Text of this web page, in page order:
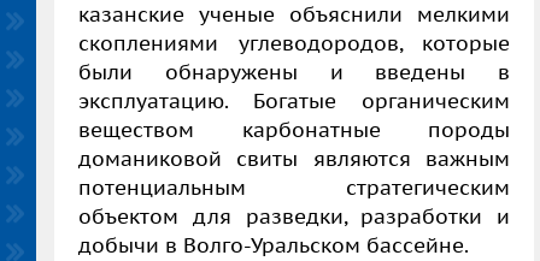
казанские ученые объяснили мелкими
скоплениями углеводородов, которые
были обнаружены и введены в
эксплуатацию. Богатые органическим
веществом карбонатные породы
доманиковой свиты являются важным
потенциальным стратегическим
объектом для разведки, разработки и
добычи в Волго-Уральском бассейне.